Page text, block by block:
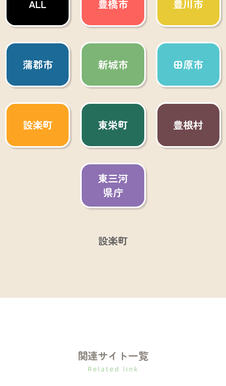
ALL 豊橋市 豊川市
蒲郡市 新城市 田原市
設楽町 東栄町 豊根村
東三河
県庁
設楽町
関連サイト一覧
Related link